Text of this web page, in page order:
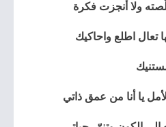
ولا أنجزت فكرة
تعال اطلع واحاكيك
يا أنا من عمق ذاتي